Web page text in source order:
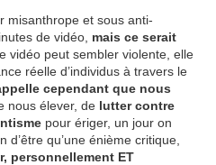
misanthrope et sous anti-
de vidéo, mais ce serait
vidéo peut sembler violente, elle
réelle d’individus à travers le
cependant que nous
nous élever, de lutter contre
pour ériger, un jour on
d’être qu’une énième critique,
personnellement ET